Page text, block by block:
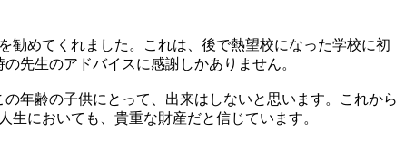
勧めてくれました。これは、後で熱望校になった学校に初
先生のアドバイスに感謝しかありません。
年齢の子供にとって、出来はしないと思います。これから
においても、貴重な財産だと信じています。